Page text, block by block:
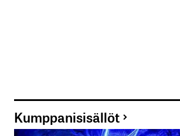
Kumppanisisällöt